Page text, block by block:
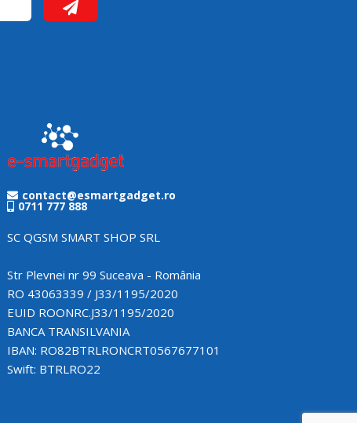
contact@esmartgadget.ro
0711 777 888
SC QGSM SMART SHOP SRL
Str Plevnei nr 99 Suceava - România
RO 43063339 / J33/1195/2020
EUID ROONRC.J33/1195/2020
BANCA TRANSILVANIA
IBAN: RO82BTRLRONCRT0567677101
Swift: BTRLRO22